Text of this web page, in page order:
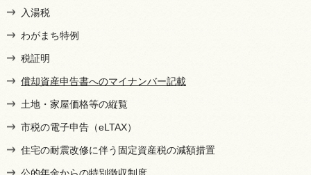
入湯税
わがまち特例
税証明
償却資産申告書へのマイナンバー記載
土地・家屋価格等の縦覧
市税の電子申告（eLTAX）
住宅の耐震改修に伴う固定資産税の減額措置